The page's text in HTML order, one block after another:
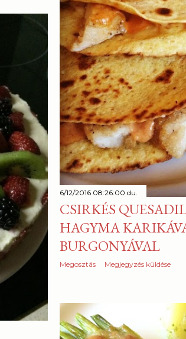
6/12/2016 08:26:00 du.
CSIRKÉS
HAGYMA
BURGONYÁVAL
Megosztás Megjegyzés küldése